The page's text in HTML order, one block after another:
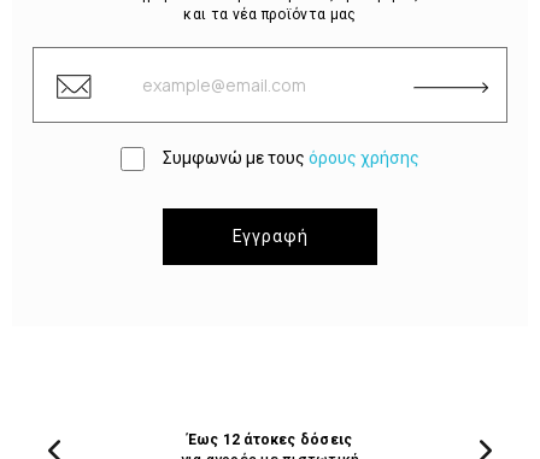
και τα νέα προϊόντα μας
Συμφωνώ με τους όρους χρήσης
Εγγραφή
Έως 12 άτοκες δόσεις